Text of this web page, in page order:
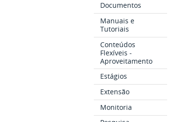
Documentos
Manuais e
Tutoriais
Conteúdos
Flexíveis -
Aproveitamento
Estágios
Extensão
Monitoria